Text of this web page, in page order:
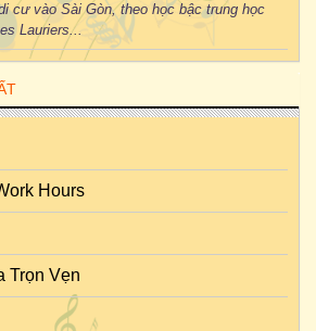
cư vào Sài Gòn, theo học bậc trung học
Lauriers...
Hours
Trọn Vẹn